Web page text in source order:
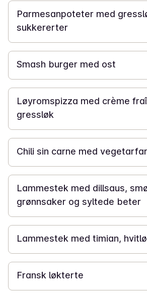
Parmesanpoteter med
sukkererter
20 min
Smash burger med ost
Løyromspizza med crème
gressløk
30 min
Chili sin carne med
1 t 30 min
Lammestek med dillsaus,
grønnsaker og syltede beter
1 t 30 min
Lammestek med timian,
20 min
Fransk løkterte
45 min